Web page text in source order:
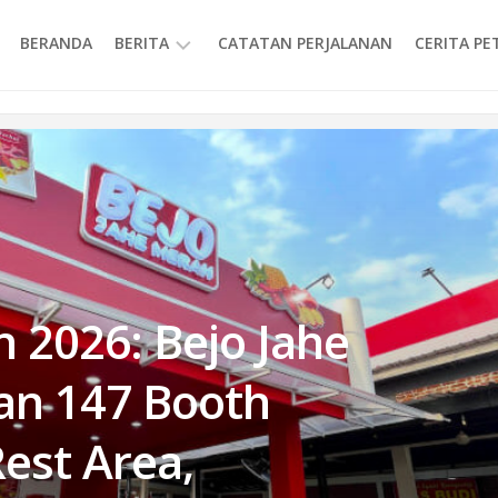
BERANDA BERITA CATATAN PERJALANAN CERITA
Bejo Jahe
147 Booth
Area,